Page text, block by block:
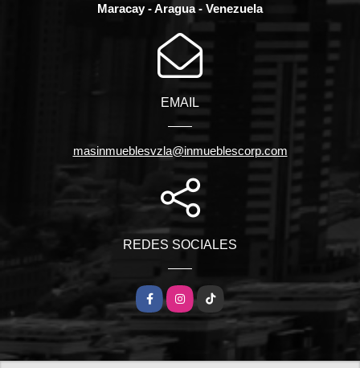
Maracay - Aragua - Venezuela
EMAIL
masinmueblesvzla@inmueblescorp.com
REDES SOCIALES
FacebookInstagramTikTok